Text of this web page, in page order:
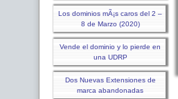
Los dominios mÃ¡s caros del 2 –
8 de Marzo (2020)
Vende el dominio y lo pierde en
una UDRP
Dos Nuevas Extensiones de
marca abandonadas